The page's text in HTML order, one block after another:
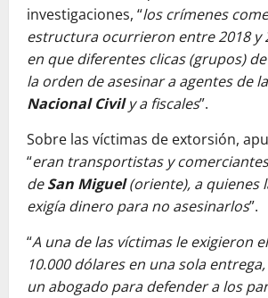
investigaciones, “los crímenes
estructura ocurrieron entre 2018 y
en que diferentes clicas (grupos)
la orden de asesinar a agentes de la
Nacional Civily a fiscales”.
Sobre las víctimas de extorsión,
“eran transportistas y
deSan Miguel(oriente), a quienes
exigía dinero para no asesinarlos”.
“A una de las víctimas le exigieron
10.000 dólares en una sola
un abogado para defender a los